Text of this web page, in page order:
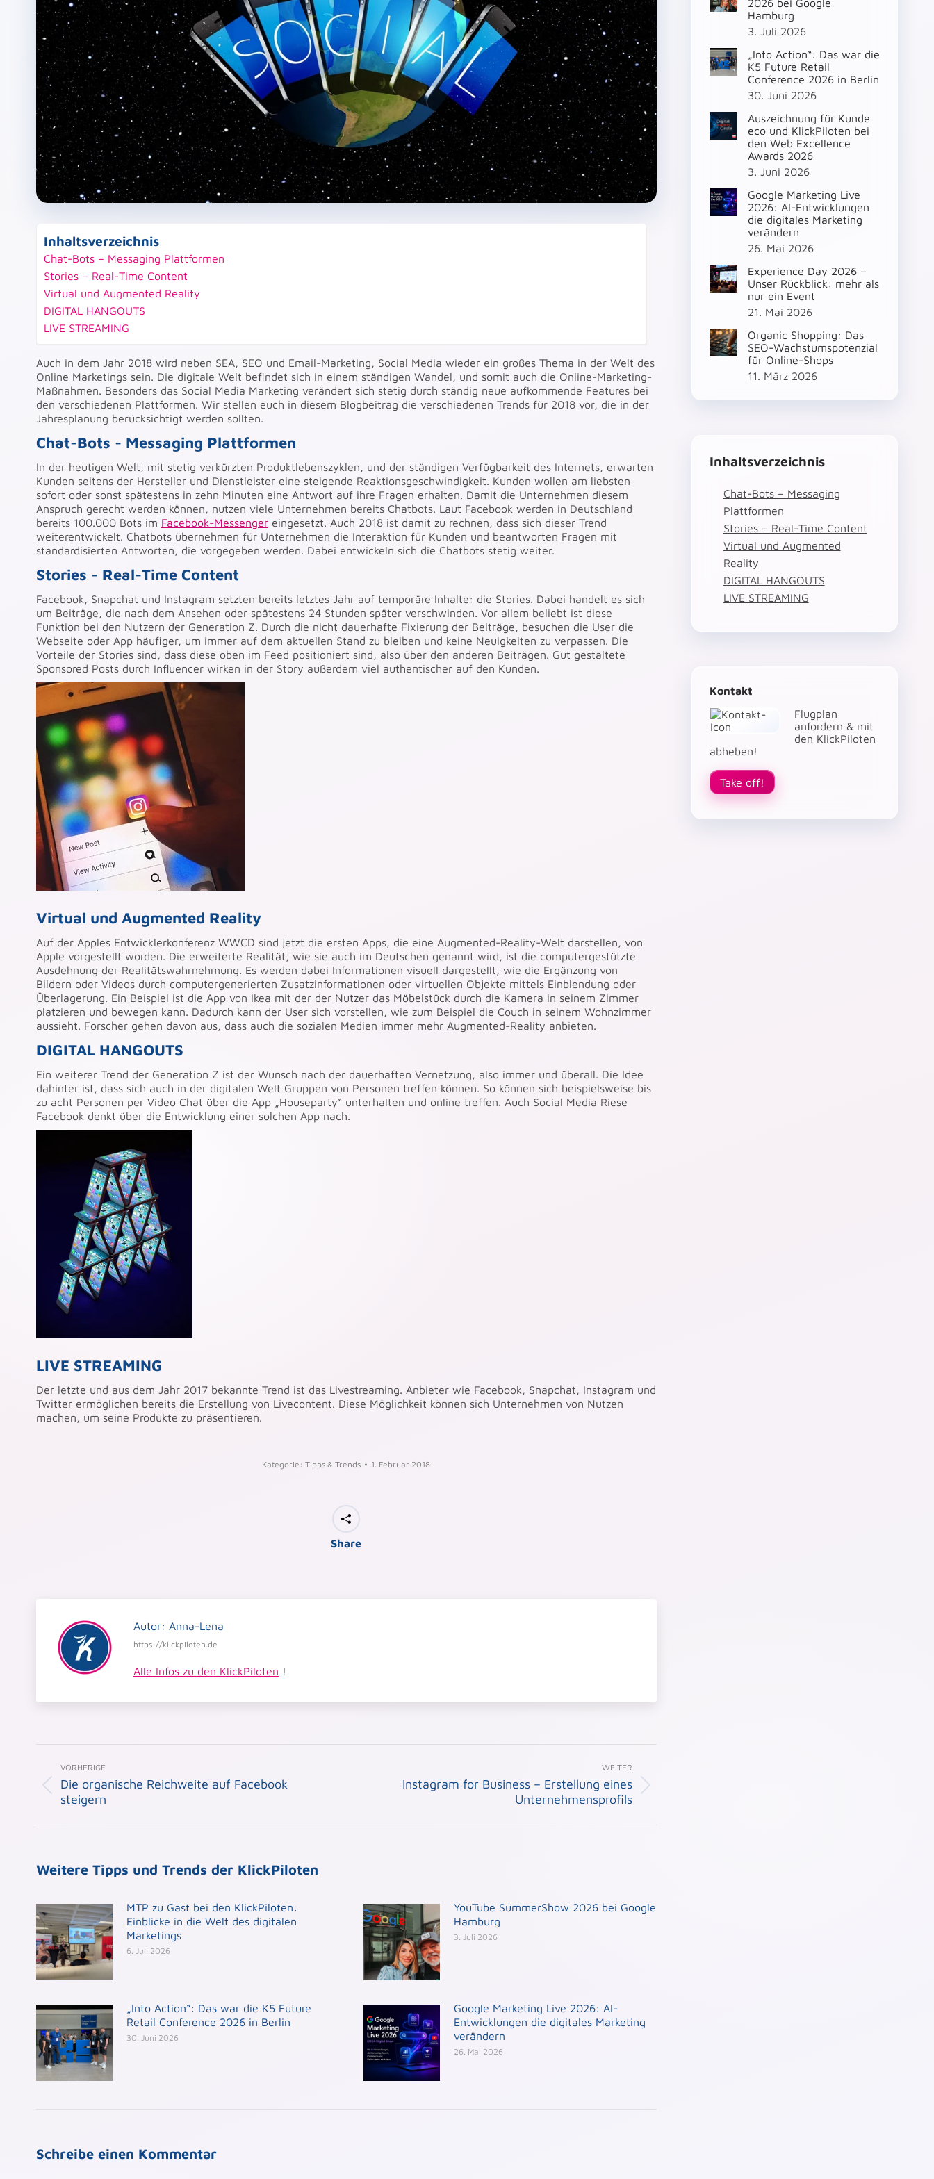
Inhaltsverzeichnis
Chat-Bots – Messaging Plattformen
Stories – Real-Time Content
Virtual und Augmented Reality
DIGITAL HANGOUTS
LIVE STREAMING
Auch in dem Jahr 2018 wird neben SEA, SEO und Email-Marketing, Social Media wieder ein großes Thema in der Welt des
Online Marketings sein. Die digitale Welt befindet sich in einem ständigen Wandel, und somit auch die Online-Marketing-
Maßnahmen. Besonders das Social Media Marketing verändert sich stetig durch ständig neue aufkommende Features bei
den verschiedenen Plattformen. Wir stellen euch in diesem Blogbeitrag die verschiedenen Trends für 2018 vor, die in der
Jahresplanung berücksichtigt werden sollten.
Chat-Bots - Messaging Plattformen
In der heutigen Welt, mit stetig verkürzten Produktlebenszyklen, und der ständigen Verfügbarkeit des Internets, erwarten
Kunden seitens der Hersteller und Dienstleister eine steigende Reaktionsgeschwindigkeit. Kunden wollen am liebsten
sofort oder sonst spätestens in zehn Minuten eine Antwort auf ihre Fragen erhalten. Damit die Unternehmen diesem
Anspruch gerecht werden können, nutzen viele Unternehmen bereits Chatbots. Laut Facebook werden in Deutschland
bereits 100.000 Bots im Facebook-Messenger eingesetzt. Auch 2018 ist damit zu rechnen, dass sich dieser Trend
weiterentwickelt. Chatbots übernehmen für Unternehmen die Interaktion für Kunden und beantworten Fragen mit
standardisierten Antworten, die vorgegeben werden. Dabei entwickeln sich die Chatbots stetig weiter.
Stories - Real-Time Content
Facebook, Snapchat und Instagram setzten bereits letztes Jahr auf temporäre Inhalte: die Stories. Dabei handelt es sich
um Beiträge, die nach dem Ansehen oder spätestens 24 Stunden später verschwinden. Vor allem beliebt ist diese
Funktion bei den Nutzern der Generation Z. Durch die nicht dauerhafte Fixierung der Beiträge, besuchen die User die
Webseite oder App häufiger, um immer auf dem aktuellen Stand zu bleiben und keine Neuigkeiten zu verpassen. Die
Vorteile der Stories sind, dass diese oben im Feed positioniert sind, also über den anderen Beiträgen. Gut gestaltete
Sponsored Posts durch Influencer wirken in der Story außerdem viel authentischer auf den Kunden.
Virtual und Augmented Reality
Auf der Apples Entwicklerkonferenz WWCD sind jetzt die ersten Apps, die eine Augmented-Reality-Welt darstellen, von
Apple vorgestellt worden. Die erweiterte Realität, wie sie auch im Deutschen genannt wird, ist die computergestützte
Ausdehnung der Realitätswahrnehmung. Es werden dabei Informationen visuell dargestellt, wie die Ergänzung von
Bildern oder Videos durch computergenerierten Zusatzinformationen oder virtuellen Objekte mittels Einblendung oder
Überlagerung. Ein Beispiel ist die App von Ikea mit der der Nutzer das Möbelstück durch die Kamera in seinem Zimmer
platzieren und bewegen kann. Dadurch kann der User sich vorstellen, wie zum Beispiel die Couch in seinem Wohnzimmer
aussieht. Forscher gehen davon aus, dass auch die sozialen Medien immer mehr Augmented-Reality anbieten.
DIGITAL HANGOUTS
Ein weiterer Trend der Generation Z ist der Wunsch nach der dauerhaften Vernetzung, also immer und überall. Die Idee
dahinter ist, dass sich auch in der digitalen Welt Gruppen von Personen treffen können. So können sich beispielsweise bis
zu acht Personen per Video Chat über die App „Houseparty“ unterhalten und online treffen. Auch Social Media Riese
Facebook denkt über die Entwicklung einer solchen App nach.
LIVE STREAMING
Der letzte und aus dem Jahr 2017 bekannte Trend ist das Livestreaming. Anbieter wie Facebook, Snapchat, Instagram und
Twitter ermöglichen bereits die Erstellung von Livecontent. Diese Möglichkeit können sich Unternehmen von Nutzen
machen, um seine Produkte zu präsentieren.
Kategorie:Tipps & Trends 1. Februar 2018
Share
Autor: Anna-Lena
https://klickpiloten.de
Alle Infos zu den KlickPiloten !
VORHERIGE
Vorheriger
Beitrag:
Die organische Reichweite auf Facebook
steigern
WEITER
NächsterInstagram for Business – Erstellung eines
Unternehmensprofils
Weitere Tipps und Trends der KlickPiloten
MTP zu Gast bei den KlickPiloten:
Einblicke in die Welt des digitalen
Marketings
6. Juli 2026
YouTube SummerShow 2026 bei Google
Hamburg
3. Juli 2026
„Into Action“: Das war die K5 Future
Retail Conference 2026 in Berlin
30. Juni 2026
Google Marketing Live 2026: AI-
Entwicklungen die digitales Marketing
verändern
26. Mai 2026
Schreibe einen Kommentar
2026 bei Google
Hamburg
3. Juli 2026
„Into Action“: Das war die
K5 Future Retail
Conference 2026 in Berlin
30. Juni 2026
Auszeichnung für Kunde
eco und KlickPiloten bei
den Web Excellence
Awards 2026
3. Juni 2026
Google Marketing Live
2026: AI-Entwicklungen
die digitales Marketing
verändern
26. Mai 2026
Experience Day 2026 –
Unser Rückblick: mehr als
nur ein Event
21. Mai 2026
Organic Shopping: Das
SEO-Wachstumspotenzial
für Online-Shops
11. März 2026
Inhaltsverzeichnis
Chat-Bots – Messaging
Plattformen
Stories – Real-Time Content
Virtual und Augmented
Reality
DIGITAL HANGOUTS
LIVE STREAMING
Kontakt
Flugplan
anfordern & mit
den KlickPiloten
abheben!
Take off!